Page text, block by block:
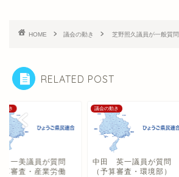
HOME 議会の動き 芝野照久議員が一般質
RELATED POST
動き
一美議員が質問
算審査・産業労働
議会の動き
中田 英一議員が質問
（予算審査・環境部）